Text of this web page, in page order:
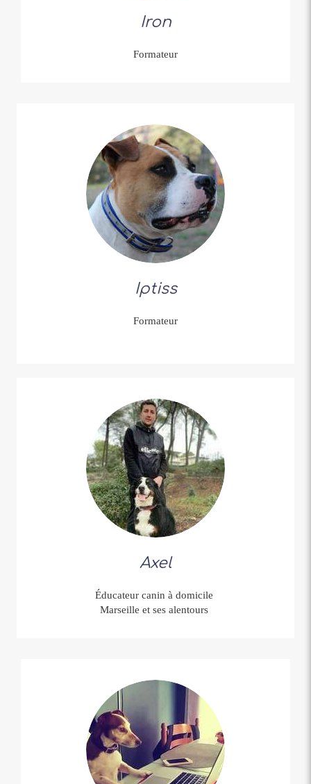
Iron
Formateur
Iptiss
Formateur
Axel
Éducateur canin à domicile
Marseille et ses alentours